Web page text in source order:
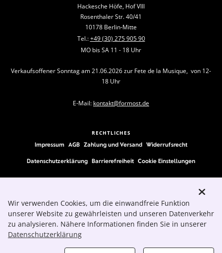
Hackesche Höfe, Hof VIII
Rosenthaler Str. 40/41
10178 Berlin-Mitte
Tel.:+49 (30) 275 905 90
MO bis SA 11 - 18 Uhr
Verkaufsoffener Sonntag am 21.06.2026 zur Fete de la Musique, von 12-
18 Uhr
E-Mail: kontakt@formost.de
RECHTLICHES
Impressum AGB Zahlung und Versand Widerrufsrecht
Datenschutzerklärung Barrierefreiheit Cookie Einstellungen
Wir verwenden Cookies, um die einwandfreie Funktion
unserer Website zu gewährleisten und unseren Datenverkehr
zu analysieren. Nähere Informationen finden Sie in unserer
Datenschutzerklärung